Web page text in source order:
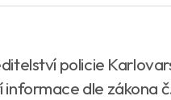
policie
informace dle zákona